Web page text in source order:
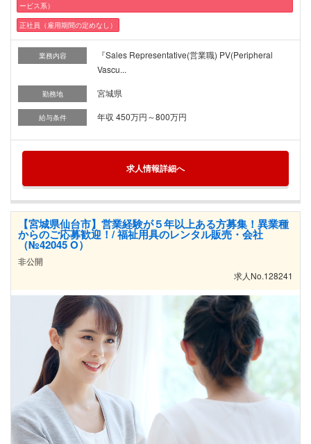
ービス系）
正社員（雇用期間の定めなし）
業務内容
『Sales Representative(営業職) PV(Peripheral
Vascu...
勤務地 宮城県
給与条件 年収 450万円～800万円
求人情報詳細へ
【宮城県仙台市】営業経験が５年以上ある方募集！異業種
からのご応募歓迎！/ 福祉用具のレンタル販売・会社
（№42045 O）
非公開
求人No.128241